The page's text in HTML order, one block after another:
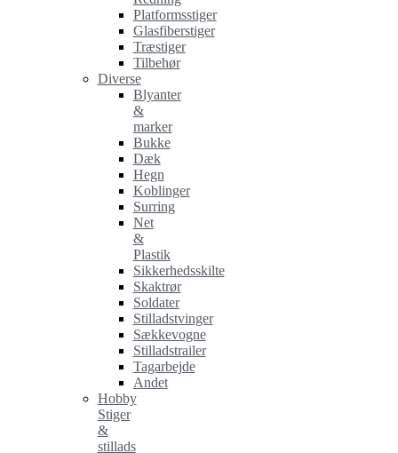
Platformsstiger
Glasfiberstiger
Træstiger
Tilbehør
Diverse
Blyanter
&
marker
Bukke
Dæk
Hegn
Koblinger
Surring
Net
&
Plastik
Sikkerhedsskilte
Skaktrør
Soldater
Stilladstvinger
Sækkevogne
Stilladstrailer
Tagarbejde
Andet
Hobby
Stiger
&
stillads